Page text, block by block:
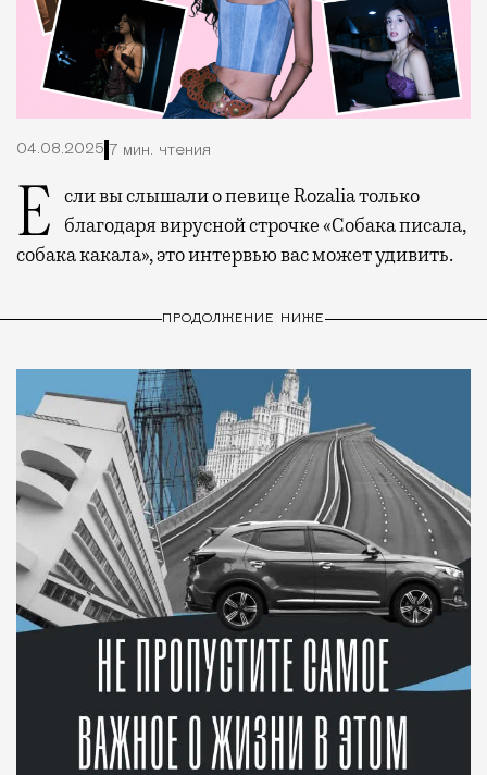
04.08.2025 7 мин. чтения
Если вы слышали о певице Rozalia только
благодаря вирусной строчке «Собака писала,
собака какала», это интервью вас может удивить.
ПРОДОЛЖЕНИЕ НИЖЕ